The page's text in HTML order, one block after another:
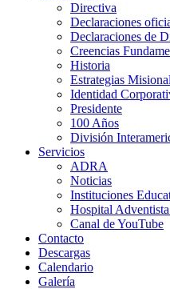
Directiva
Declaraciones
Declaraciones de
Creencias
Historia
Estrategias
Identidad
Presidente
100 Años
División
Servicios
ADRA
Noticias
Instituciones
Hospital
Canal de YouTube
Contacto
Descargas
Calendario
Galería